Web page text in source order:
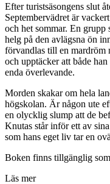
Efter turistsäsongens slut
Septembervädret är
och het sommar. En
helg på den avlägsna ön
förvandlas till en mardröm
och upptäcker att både
enda överlevande.
Morden skakar om hela
högskolan. Är någon ute
en olycklig slump att de
Knutas står inför ett av
som hans eget liv tar en
Boken finns tillgänglig
Läs mer